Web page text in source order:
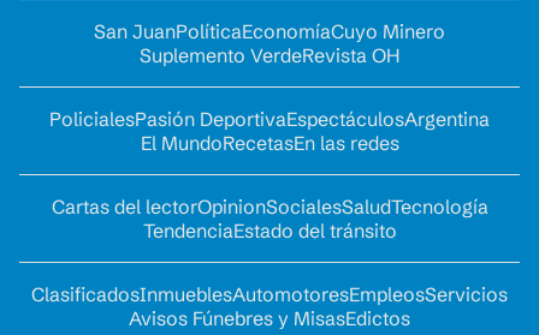
San JuanPolíticaEconomíaCuyo Minero
Suplemento VerdeRevista OH
PolicialesPasión DeportivaEspectáculosArgentina
El MundoRecetasEn las redes
Cartas del lectorOpinionSocialesSaludTecnología
TendenciaEstado del tránsito
ClasificadosInmueblesAutomotoresEmpleosServicios
Avisos Fúnebres y MisasEdictos